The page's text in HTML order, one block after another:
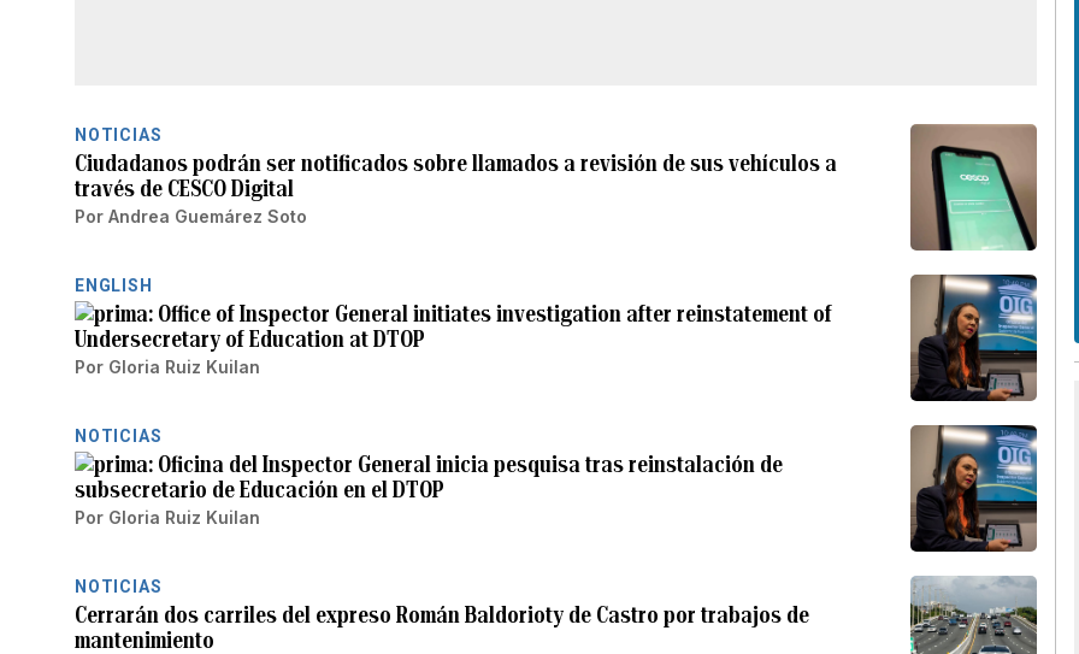
NOTICIAS
Ciudadanos podrán ser notificados sobre llamados a revisión de sus vehículos a
través de CESCO Digital
Por Andrea Guemárez Soto
ENGLISH
Office of Inspector General initiates investigation after reinstatement of
Undersecretary of Education at DTOP
Por Gloria Ruiz Kuilan
NOTICIAS
Oficina del Inspector General inicia pesquisa tras reinstalación de
subsecretario de Educación en el DTOP
Por Gloria Ruiz Kuilan
NOTICIAS
Cerrarán dos carriles del expreso Román Baldorioty de Castro por trabajos de
mantenimiento